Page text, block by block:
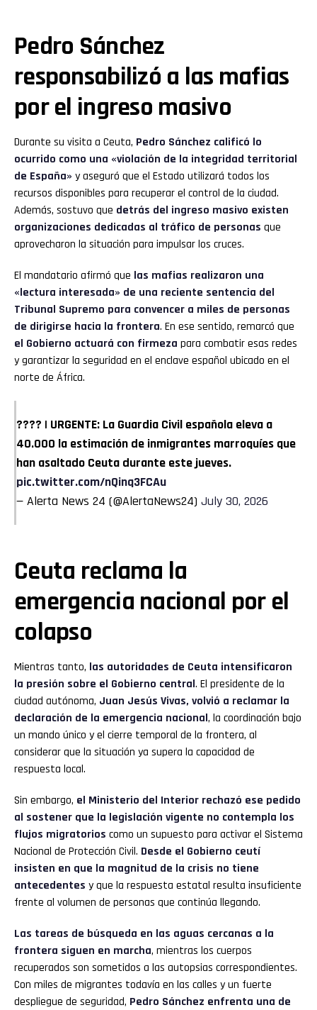
Pedro Sánchez
responsabilizó a las mafias
por el ingreso masivo
Durante su visita a Ceuta, Pedro Sánchez calificó lo
ocurrido como una «violación de la integridad territorial
de España» y aseguró que el Estado utilizará todos los
recursos disponibles para recuperar el control de la ciudad.
Además, sostuvo que detrás del ingreso masivo existen
organizaciones dedicadas al tráfico de personas que
aprovecharon la situación para impulsar los cruces.
El mandatario afirmó que las mafias realizaron una
«lectura interesada» de una reciente sentencia del
Tribunal Supremo para convencer a miles de personas
de dirigirse hacia la frontera. En ese sentido, remarcó que
el Gobierno actuará con firmeza para combatir esas redes
y garantizar la seguridad en el enclave español ubicado en el
norte de África.
???? | URGENTE: La Guardia Civil española eleva a
40.000 la estimación de inmigrantes marroquíes que
han asaltado Ceuta durante este jueves.
pic.twitter.com/nQinq3FCAu
— Alerta News 24 (@AlertaNews24) July 30, 2026
Ceuta reclama la
emergencia nacional por el
colapso
Mientras tanto, las autoridades de Ceuta intensificaron
la presión sobre el Gobierno central. El presidente de la
ciudad autónoma, Juan Jesús Vivas, volvió a reclamar la
declaración de la emergencia nacional, la coordinación bajo
un mando único y el cierre temporal de la frontera, al
considerar que la situación ya supera la capacidad de
respuesta local.
Sin embargo, el Ministerio del Interior rechazó ese pedido
al sostener que la legislación vigente no contempla los
flujos migratorios como un supuesto para activar el Sistema
Nacional de Protección Civil. Desde el Gobierno ceutí
insisten en que la magnitud de la crisis no tiene
antecedentes y que la respuesta estatal resulta insuficiente
frente al volumen de personas que continúa llegando.
Las tareas de búsqueda en las aguas cercanas a la
frontera siguen en marcha, mientras los cuerpos
recuperados son sometidos a las autopsias correspondientes.
Con miles de migrantes todavía en las calles y un fuerte
despliegue de seguridad, Pedro Sánchez enfrenta una de